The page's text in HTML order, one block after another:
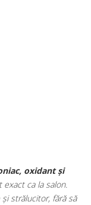
pe
Am achiziționat un
oxidanți și nuanțar